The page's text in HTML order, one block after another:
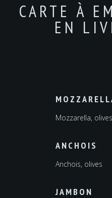
CARTE À
EN
Mozzarella, olives
ANCHOIS
Anchois, olives
JAMBON